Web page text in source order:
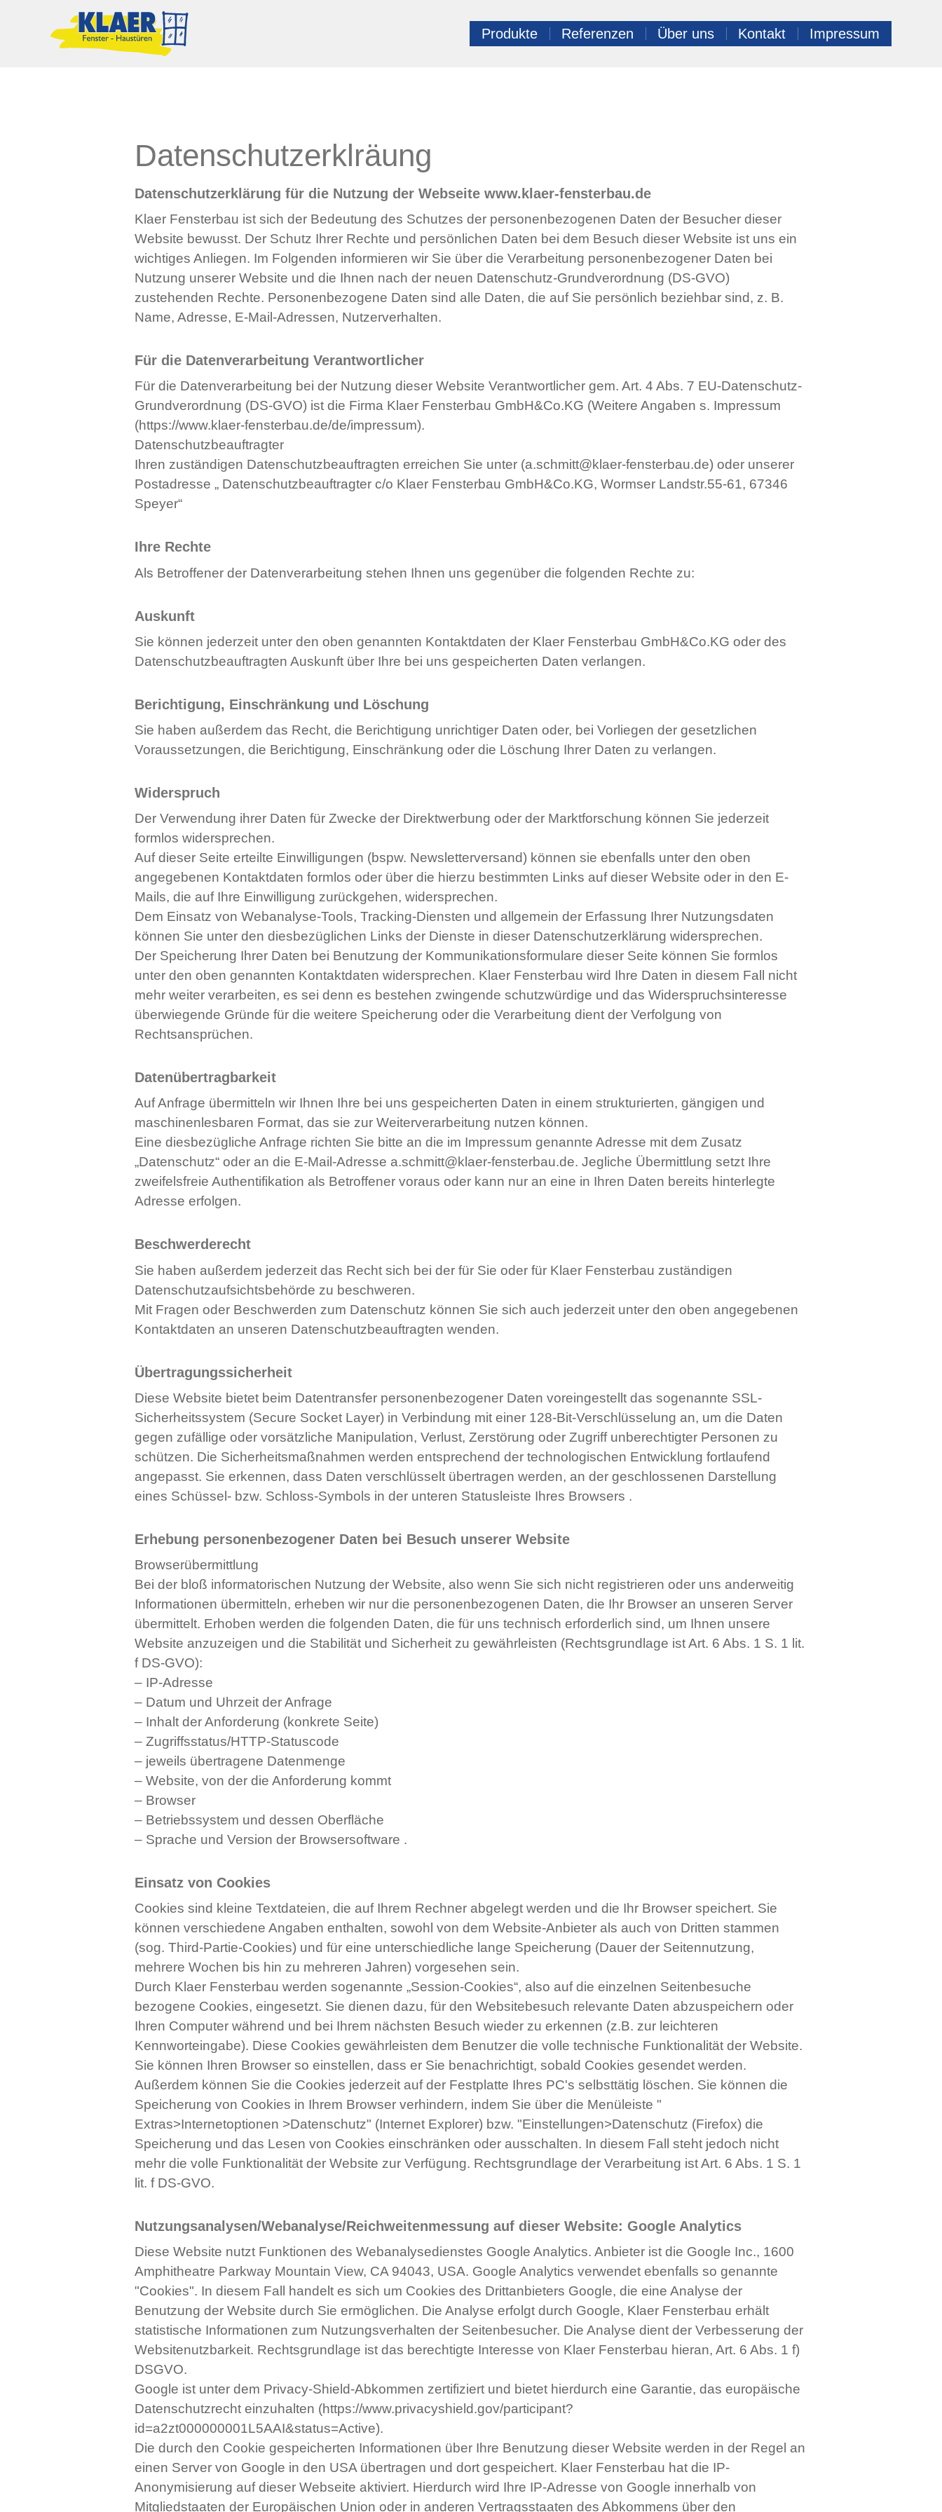
Produkte Referenzen Über uns Kontakt Impressum
Datenschutzerklräung
Datenschutzerklärung für die Nutzung der Webseite www.klaer-fensterbau.de
Klaer Fensterbau ist sich der Bedeutung des Schutzes der personenbezogenen Daten der Besucher dieser
Website bewusst. Der Schutz Ihrer Rechte und persönlichen Daten bei dem Besuch dieser Website ist uns ein
wichtiges Anliegen. Im Folgenden informieren wir Sie über die Verarbeitung personenbezogener Daten bei
Nutzung unserer Website und die Ihnen nach der neuen Datenschutz-Grundverordnung (DS-GVO)
zustehenden Rechte. Personenbezogene Daten sind alle Daten, die auf Sie persönlich beziehbar sind, z. B.
Name, Adresse, E-Mail-Adressen, Nutzerverhalten.
Für die Datenverarbeitung Verantwortlicher
Für die Datenverarbeitung bei der Nutzung dieser Website Verantwortlicher gem. Art. 4 Abs. 7 EU-Datenschutz-
Grundverordnung (DS-GVO) ist die Firma Klaer Fensterbau GmbH&Co.KG (Weitere Angaben s. Impressum
(https://www.klaer-fensterbau.de/de/impressum).
Datenschutzbeauftragter
Ihren zuständigen Datenschutzbeauftragten erreichen Sie unter (a.schmitt@klaer-fensterbau.de) oder unserer
Postadresse „ Datenschutzbeauftragter c/o Klaer Fensterbau GmbH&Co.KG, Wormser Landstr.55-61, 67346
Speyer“
Ihre Rechte
Als Betroffener der Datenverarbeitung stehen Ihnen uns gegenüber die folgenden Rechte zu:
Auskunft
Sie können jederzeit unter den oben genannten Kontaktdaten der Klaer Fensterbau GmbH&Co.KG oder des
Datenschutzbeauftragten Auskunft über Ihre bei uns gespeicherten Daten verlangen.
Berichtigung, Einschränkung und Löschung
Sie haben außerdem das Recht, die Berichtigung unrichtiger Daten oder, bei Vorliegen der gesetzlichen
Voraussetzungen, die Berichtigung, Einschränkung oder die Löschung Ihrer Daten zu verlangen.
Widerspruch
Der Verwendung ihrer Daten für Zwecke der Direktwerbung oder der Marktforschung können Sie jederzeit
formlos widersprechen.
Auf dieser Seite erteilte Einwilligungen (bspw. Newsletterversand) können sie ebenfalls unter den oben
angegebenen Kontaktdaten formlos oder über die hierzu bestimmten Links auf dieser Website oder in den E-
Mails, die auf Ihre Einwilligung zurückgehen, widersprechen.
Dem Einsatz von Webanalyse-Tools, Tracking-Diensten und allgemein der Erfassung Ihrer Nutzungsdaten
können Sie unter den diesbezüglichen Links der Dienste in dieser Datenschutzerklärung widersprechen.
Der Speicherung Ihrer Daten bei Benutzung der Kommunikationsformulare dieser Seite können Sie formlos
unter den oben genannten Kontaktdaten widersprechen. Klaer Fensterbau wird Ihre Daten in diesem Fall nicht
mehr weiter verarbeiten, es sei denn es bestehen zwingende schutzwürdige und das Widerspruchsinteresse
überwiegende Gründe für die weitere Speicherung oder die Verarbeitung dient der Verfolgung von
Rechtsansprüchen.
Datenübertragbarkeit
Auf Anfrage übermitteln wir Ihnen Ihre bei uns gespeicherten Daten in einem strukturierten, gängigen und
maschinenlesbaren Format, das sie zur Weiterverarbeitung nutzen können.
Eine diesbezügliche Anfrage richten Sie bitte an die im Impressum genannte Adresse mit dem Zusatz
„Datenschutz“ oder an die E-Mail-Adresse a.schmitt@klaer-fensterbau.de. Jegliche Übermittlung setzt Ihre
zweifelsfreie Authentifikation als Betroffener voraus oder kann nur an eine in Ihren Daten bereits hinterlegte
Adresse erfolgen.
Beschwerderecht
Sie haben außerdem jederzeit das Recht sich bei der für Sie oder für Klaer Fensterbau zuständigen
Datenschutzaufsichtsbehörde zu beschweren.
Mit Fragen oder Beschwerden zum Datenschutz können Sie sich auch jederzeit unter den oben angegebenen
Kontaktdaten an unseren Datenschutzbeauftragten wenden.
Übertragungssicherheit
Diese Website bietet beim Datentransfer personenbezogener Daten voreingestellt das sogenannte SSL-
Sicherheitssystem (Secure Socket Layer) in Verbindung mit einer 128-Bit-Verschlüsselung an, um die Daten
gegen zufällige oder vorsätzliche Manipulation, Verlust, Zerstörung oder Zugriff unberechtigter Personen zu
schützen. Die Sicherheitsmaßnahmen werden entsprechend der technologischen Entwicklung fortlaufend
angepasst. Sie erkennen, dass Daten verschlüsselt übertragen werden, an der geschlossenen Darstellung
eines Schüssel- bzw. Schloss-Symbols in der unteren Statusleiste Ihres Browsers .
Erhebung personenbezogener Daten bei Besuch unserer Website
Browserübermittlung
Bei der bloß informatorischen Nutzung der Website, also wenn Sie sich nicht registrieren oder uns anderweitig
Informationen übermitteln, erheben wir nur die personenbezogenen Daten, die Ihr Browser an unseren Server
übermittelt. Erhoben werden die folgenden Daten, die für uns technisch erforderlich sind, um Ihnen unsere
Website anzuzeigen und die Stabilität und Sicherheit zu gewährleisten (Rechtsgrundlage ist Art. 6 Abs. 1 S. 1 lit.
f DS-GVO):
– IP-Adresse
– Datum und Uhrzeit der Anfrage
– Inhalt der Anforderung (konkrete Seite)
– Zugriffsstatus/HTTP-Statuscode
– jeweils übertragene Datenmenge
– Website, von der die Anforderung kommt
– Browser
– Betriebssystem und dessen Oberfläche
– Sprache und Version der Browsersoftware .
Einsatz von Cookies
Cookies sind kleine Textdateien, die auf Ihrem Rechner abgelegt werden und die Ihr Browser speichert. Sie
können verschiedene Angaben enthalten, sowohl von dem Website-Anbieter als auch von Dritten stammen
(sog. Third-Partie-Cookies) und für eine unterschiedliche lange Speicherung (Dauer der Seitennutzung,
mehrere Wochen bis hin zu mehreren Jahren) vorgesehen sein.
Durch Klaer Fensterbau werden sogenannte „Session-Cookies“, also auf die einzelnen Seitenbesuche
bezogene Cookies, eingesetzt. Sie dienen dazu, für den Websitebesuch relevante Daten abzuspeichern oder
Ihren Computer während und bei Ihrem nächsten Besuch wieder zu erkennen (z.B. zur leichteren
Kennworteingabe). Diese Cookies gewährleisten dem Benutzer die volle technische Funktionalität der Website.
Sie können Ihren Browser so einstellen, dass er Sie benachrichtigt, sobald Cookies gesendet werden.
Außerdem können Sie die Cookies jederzeit auf der Festplatte Ihres PC's selbsttätig löschen. Sie können die
Speicherung von Cookies in Ihrem Browser verhindern, indem Sie über die Menüleiste "
Extras>Internetoptionen >Datenschutz" (Internet Explorer) bzw. "Einstellungen>Datenschutz (Firefox) die
Speicherung und das Lesen von Cookies einschränken oder ausschalten. In diesem Fall steht jedoch nicht
mehr die volle Funktionalität der Website zur Verfügung. Rechtsgrundlage der Verarbeitung ist Art. 6 Abs. 1 S. 1
lit. f DS-GVO.
Nutzungsanalysen/Webanalyse/Reichweitenmessung auf dieser Website: Google Analytics
Diese Website nutzt Funktionen des Webanalysedienstes Google Analytics. Anbieter ist die Google Inc., 1600
Amphitheatre Parkway Mountain View, CA 94043, USA. Google Analytics verwendet ebenfalls so genannte
"Cookies". In diesem Fall handelt es sich um Cookies des Drittanbieters Google, die eine Analyse der
Benutzung der Website durch Sie ermöglichen. Die Analyse erfolgt durch Google, Klaer Fensterbau erhält
statistische Informationen zum Nutzungsverhalten der Seitenbesucher. Die Analyse dient der Verbesserung der
Websitenutzbarkeit. Rechtsgrundlage ist das berechtigte Interesse von Klaer Fensterbau hieran, Art. 6 Abs. 1 f)
DSGVO.
Google ist unter dem Privacy-Shield-Abkommen zertifiziert und bietet hierdurch eine Garantie, das europäische
Datenschutzrecht einzuhalten (https://www.privacyshield.gov/participant?
id=a2zt000000001L5AAI&status=Active).
Die durch den Cookie gespeicherten Informationen über Ihre Benutzung dieser Website werden in der Regel an
einen Server von Google in den USA übertragen und dort gespeichert. Klaer Fensterbau hat die IP-
Anonymisierung auf dieser Webseite aktiviert. Hierdurch wird Ihre IP-Adresse von Google innerhalb von
Mitgliedstaaten der Europäischen Union oder in anderen Vertragsstaaten des Abkommens über den